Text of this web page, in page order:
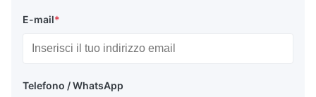
E-mail*
Telefono / WhatsApp